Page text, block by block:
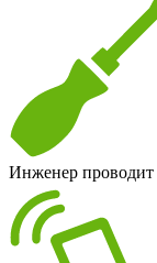
Инженер проводит